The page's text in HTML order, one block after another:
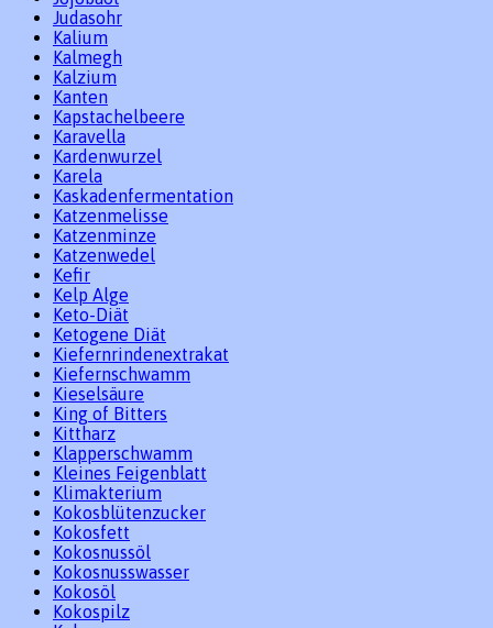
Judasohr
Kalium
Kalmegh
Kalzium
Kanten
Kapstachelbeere
Karavella
Kardenwurzel
Karela
Kaskadenfermentation
Katzenmelisse
Katzenminze
Katzenwedel
Kefir
Kelp Alge
Keto-Diät
Ketogene Diät
Kiefernrindenextrakat
Kiefernschwamm
Kieselsäure
King of Bitters
Kittharz
Klapperschwamm
Kleines Feigenblatt
Klimakterium
Kokosblütenzucker
Kokosfett
Kokosnussöl
Kokosnusswasser
Kokosöl
Kokospilz